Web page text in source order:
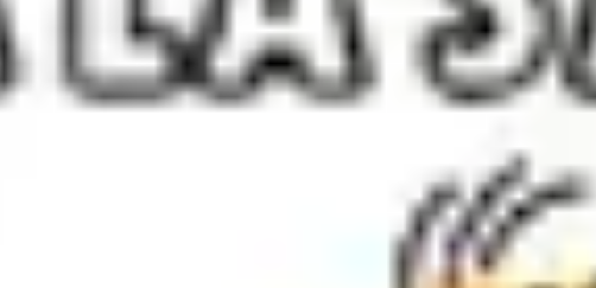
Sélection d'expertsDiagnostics Informatiques Évaluation des Experts